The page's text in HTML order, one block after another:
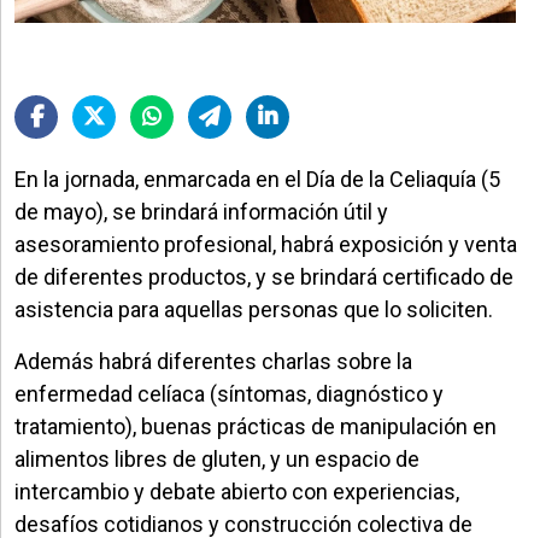
En la jornada, enmarcada en el Día de la Celiaquía (5
de mayo), se brindará información útil y
asesoramiento profesional, habrá exposición y venta
de diferentes productos, y se brindará certificado de
asistencia para aquellas personas que lo soliciten.
Además habrá diferentes charlas sobre la
enfermedad celíaca (síntomas, diagnóstico y
tratamiento), buenas prácticas de manipulación en
alimentos libres de gluten, y un espacio de
intercambio y debate abierto con experiencias,
desafíos cotidianos y construcción colectiva de